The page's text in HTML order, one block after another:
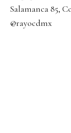
Salamanca 85,
@rayocdmx